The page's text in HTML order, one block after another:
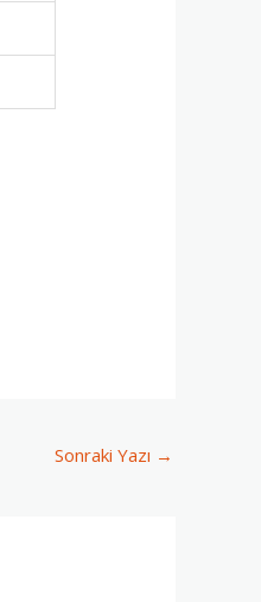
Sonraki Yazı →